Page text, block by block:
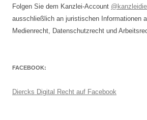
Folgen Sie dem Kanzlei-Account
ausschließlich an juristischen Informationen
Medienrecht, Datenschutzrecht und
FACEBOOK:
Diercks Digital Recht auf Facebook